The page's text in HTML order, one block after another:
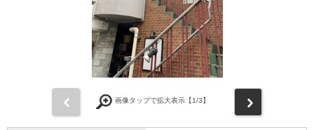
画像タップで拡大表示【1/3】